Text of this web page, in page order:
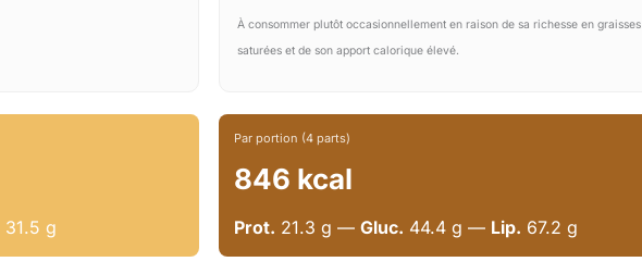
À consommer plutôt occasionnellement en raison de sa richesse en graisses
saturées et de son apport calorique élevé.
31.5 g
Par portion (4 parts)
846 kcal
Prot. 21.3 g —Gluc. 44.4 g — Lip. 67.2 g